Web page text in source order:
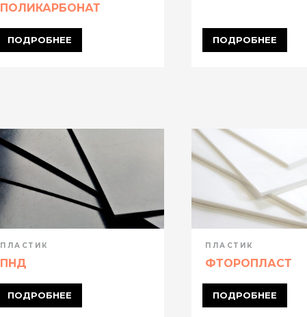
ПОЛИКАРБОНАТ
ПОДРОБНЕЕ ПОДРОБНЕЕ
ПЛАСТИК
ПНД
ПОДРОБНЕЕ
ПЛАСТИК
ФТОРОПЛАСТ
ПОДРОБНЕЕ